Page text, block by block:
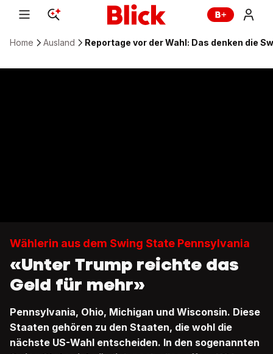
Home Ausland Reportage vor der Wahl: Das denken die
Wählerin aus dem Swing State Pennsylvania
«Unter Trump reichte das
Geld für mehr»
Pennsylvania, Ohio, Michigan und Wisconsin. Diese
Staaten gehören zu den Staaten, die wohl die
nächste US-Wahl entscheiden. In den sogenannten